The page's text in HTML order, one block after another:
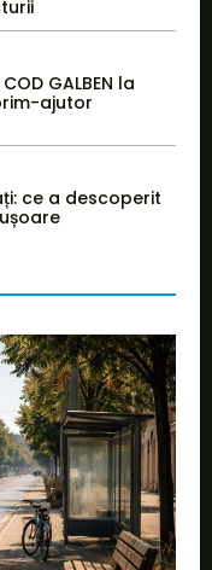
GALBEN la
ajutor
ce a descoperit